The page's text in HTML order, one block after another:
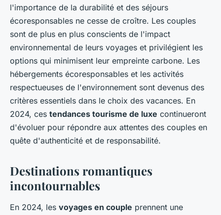
l'importance de la durabilité et des séjours
écoresponsables ne cesse de croître. Les couples
sont de plus en plus conscients de l'impact
environnemental de leurs voyages et privilégient les
options qui minimisent leur empreinte carbone. Les
hébergements écoresponsables et les activités
respectueuses de l'environnement sont devenus des
critères essentiels dans le choix des vacances. En
2024, ces tendances tourisme de luxe continueront
d'évoluer pour répondre aux attentes des couples en
quête d'authenticité et de responsabilité.
Destinations romantiques
incontournables
En 2024, les voyages en couple prennent une